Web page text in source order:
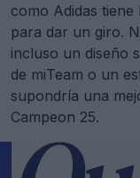
como Adidas
para dar un giro.
incluso un diseño
de miTeam o un
supondría una
Campeon 25.